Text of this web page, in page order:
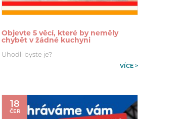
Objevte 5 věcí, které by neměly
chybět v žádné kuchyni
Uhodli byste je?
VÍCE >
18
ČER